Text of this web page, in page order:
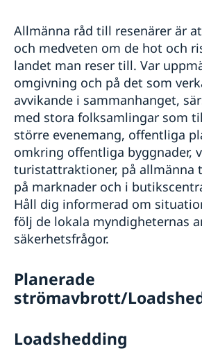
Allmänna råd till resenärer är
och medveten om de hot och
landet man reser till. Var
omgivning och på det som
avvikande i sammanhanget,
med stora folksamlingar som
större evenemang, offentliga
omkring offentliga byggnader,
turistattraktioner, på allmänna
på marknader och i
Håll dig informerad om
följ de lokala myndigheternas
säkerhetsfrågor.
Planerade
strömavbrott/
Loadshedding